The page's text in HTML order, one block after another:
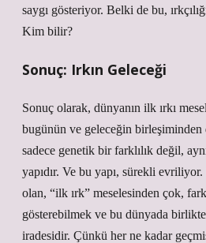
saygı gösteriyor. Belki de bu,
Kim bilir?
Sonuç: Irkın Geleceği
Sonuç olarak, dünyanın ilk ırkı
bugünün ve geleceğin
sadece genetik bir farklılık değil,
yapıdır. Ve bu yapı, sürekli
olan, “ilk ırk” meselesinden çok,
gösterebilmek ve bu dünyada birlikte
iradesidir. Çünkü her ne kadar